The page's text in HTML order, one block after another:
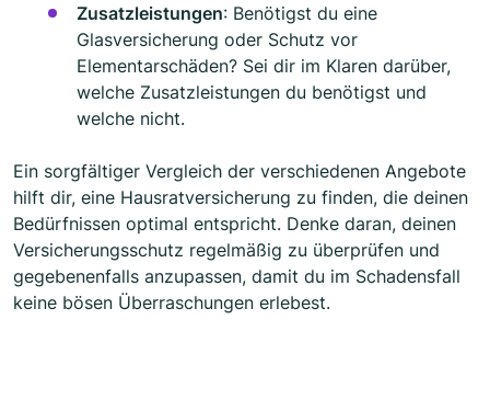
Zusatzleistungen: Benötigst du eine
Glasversicherung oder Schutz vor
Elementarschäden? Sei dir im Klaren darüber,
welche Zusatzleistungen du benötigst und
welche nicht.
Ein sorgfältiger Vergleich der verschiedenen Angebote
hilft dir, eine Hausratversicherung zu finden, die deinen
Bedürfnissen optimal entspricht. Denke daran, deinen
Versicherungsschutz regelmäßig zu überprüfen und
gegebenenfalls anzupassen, damit du im Schadensfall
keine bösen Überraschungen erlebest.